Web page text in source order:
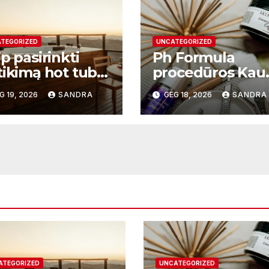
pasirinkti
hot tub
ir kodėl
19, 2026 SANDRA
UNCATEGORIZED
Ph Formula
procedūros
– moderni odos
atnaujinimo
sistema
GEG 18, 2026 SANDRA
UNCATEGORIZED